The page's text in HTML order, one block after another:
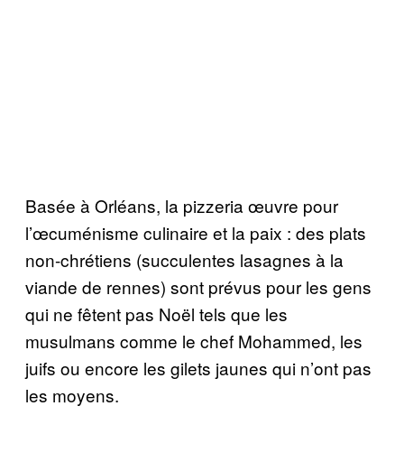
Basée à Orléans, la pizzeria œuvre pour
l’œcuménisme culinaire et la paix : des plats
non-chrétiens (succulentes lasagnes à la
viande de rennes) sont prévus pour les gens
qui ne fêtent pas Noël tels que les
musulmans comme le chef Mohammed, les
juifs ou encore les gilets jaunes qui n’ont pas
les moyens.